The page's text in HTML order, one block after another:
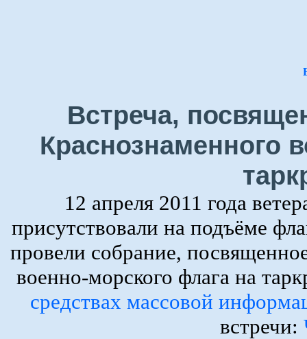
Встреча,
Краснознаменного
12 апреля 2011 года
присутствовали на подъёме
провели собрание,
военно-морского флага на
средствах массовой
встречи: